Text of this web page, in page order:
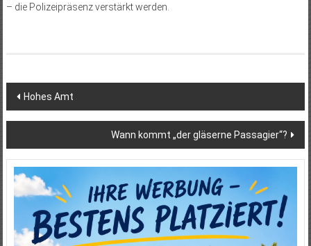
– die Polizeipräsenz verstärkt werden.
Beitragsnavigation
Hohes Amt
Wann kommt „der gläserne Passagier“?